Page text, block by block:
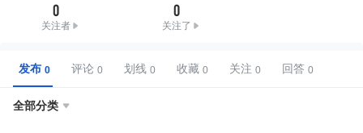
0
关注者
0
关注了
发布 评论 划线 收藏 关注 回答
全部分类 